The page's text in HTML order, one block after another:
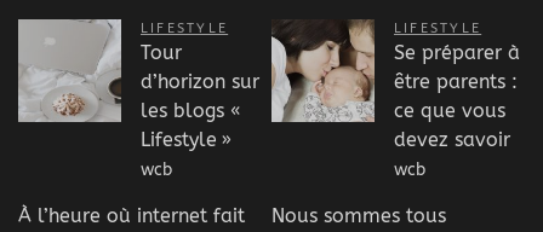
LIFESTYLE
Tour
d’horizon sur
les blogs «
Lifestyle »
wcb
À l’heure où internet fait
LIFESTYLE
Se préparer à
être parents :
ce que vous
devez savoir
wcb
Nous sommes tous